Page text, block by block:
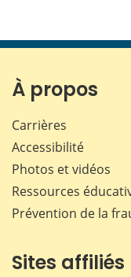
À propos
Carrières
Accessibilité
Photos et vidéos
Ressources
Prévention de la
Sites affiliés